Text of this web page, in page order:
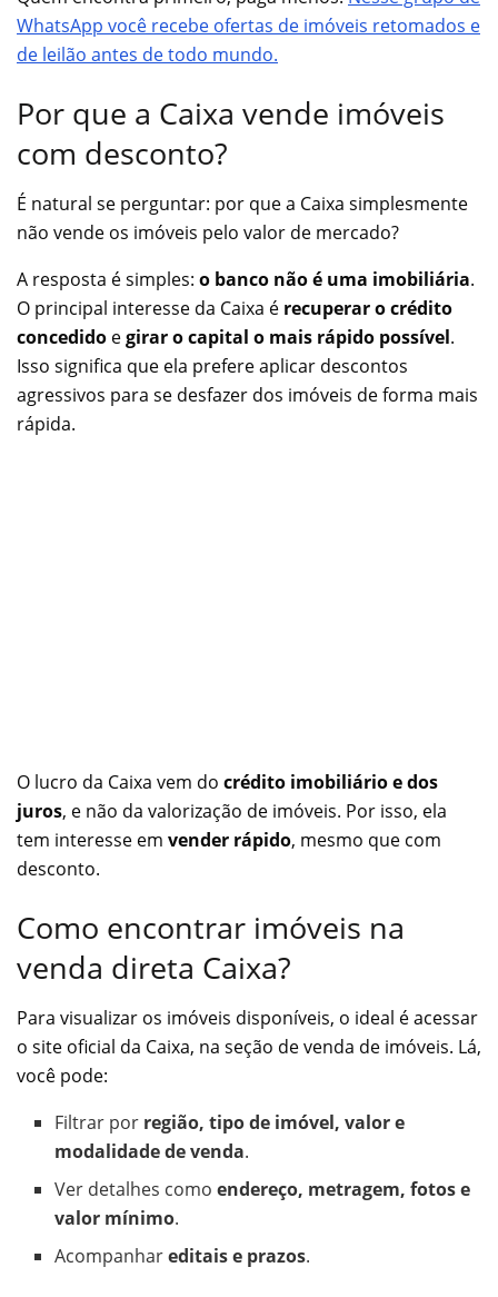
WhatsApp você recebe ofertas de imóveis retomados e
de leilão antes de todo mundo.
Por que a Caixa vende imóveis
com desconto?
É natural se perguntar: por que a Caixa simplesmente
não vende os imóveis pelo valor de mercado?
A resposta é simples: o banco não é uma imobiliária.
O principal interesse da Caixa é recuperar o crédito
concedido egirar o capital o mais rápido possível.
Isso significa que ela prefere aplicar descontos
agressivos para se desfazer dos imóveis de forma mais
rápida.
O lucro da Caixa vem do crédito imobiliário e dos
juros, e não da valorização de imóveis. Por isso, ela
tem interesse em vender rápido, mesmo que com
desconto.
Como encontrar imóveis na
venda direta Caixa?
Para visualizar os imóveis disponíveis, o ideal é acessar
o site oficial da Caixa, na seção de venda de imóveis. Lá,
você pode:
Filtrar por região, tipo de imóvel, valor e
modalidade de venda.
Ver detalhes comoendereço, metragem, fotos e
valor mínimo.
Acompanhareditais e prazos.